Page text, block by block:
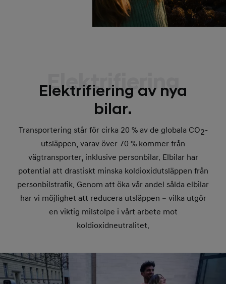
Elektrifiering
Elektrifiering av nya
bilar.
Transportering står för cirka 20 % av de globala CO2-
utsläppen, varav över 70 % kommer från
vägtransporter, inklusive personbilar. Elbilar har
potential att drastiskt minska koldioxidutsläppen från
personbilstrafik. Genom att öka vår andel sålda elbilar
har vi möjlighet att reducera utsläppen – vilka utgör
en viktig milstolpe i vårt arbete mot
koldioxidneutralitet.